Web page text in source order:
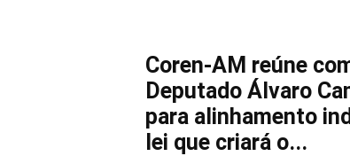
Coren-AM reúne
Deputado Álvaro
para alinhamento
lei que criará o...